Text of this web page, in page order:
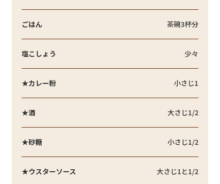
ごはん 茶碗3杯分
塩こしょう 少々
★カレー粉 小さじ1
★酒 大さじ1/2
★砂糖 小さじ1/2
★ウスターソース 大さじ1と1/2